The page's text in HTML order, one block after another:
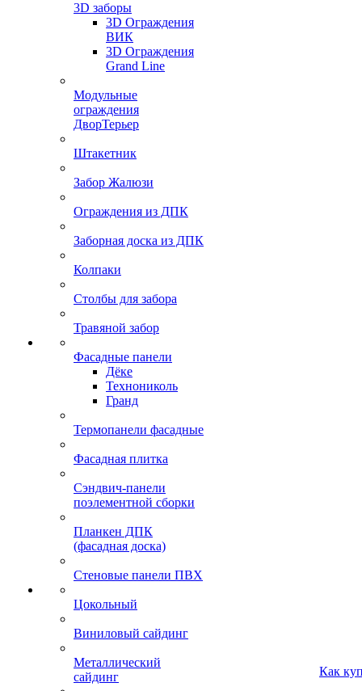
3D заборы
3D Ограждения
ВИК
3D Ограждения
Grand Line
Модульные
ограждения
ДворТерьер
Штакетник
Забор Жалюзи
Ограждения из ДПК
Заборная доска из ДПК
Колпаки
Столбы для забора
Травяной забор
Фасадные панели
Дёке
Технониколь
Гранд
Термопанели фасадные
Фасадная плитка
Сэндвич-панели
поэлементной сборки
Планкен ДПК
(фасадная доска)
Стеновые панели ПВХ
Цокольный
Виниловый сайдинг
Металлический
сайдинг
Как